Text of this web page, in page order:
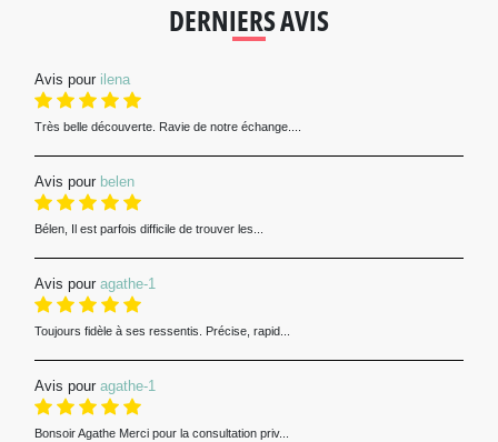
DERNIERS AVIS
Avis pour ilena
Très belle découverte. Ravie de notre échange....
Avis pour belen
Bélen, Il est parfois difficile de trouver les...
Avis pour agathe-1
Toujours fidèle à ses ressentis. Précise, rapid...
Avis pour agathe-1
Bonsoir Agathe Merci pour la consultation priv...